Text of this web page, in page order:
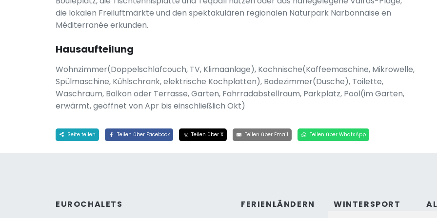
die lokalen Freiluftmärkte und den spektakulären regionalen Naturpark Narbonnaise en
Méditerranée erkunden.
Hausaufteilung
Wohnzimmer(Doppelschlafcouch, TV, Klimaanlage), Kochnische(Kaffeemaschine, Mikrowelle,
Spülmaschine, Kühlschrank, elektrische Kochplatten), Badezimmer(Dusche), Toilette,
Waschraum, Balkon oder Terrasse, Garten, Fahrradabstellraum, Parkplatz, Pool(im Garten,
erwärmt, geöffnet von Apr bis einschließlich Okt)
Seite teilen Teilen über Facebook Teilen über X Teilen über Email Teilen über WhatsApp
EUROCHALETS
FERIENLÄNDERN
WINTERSPORT